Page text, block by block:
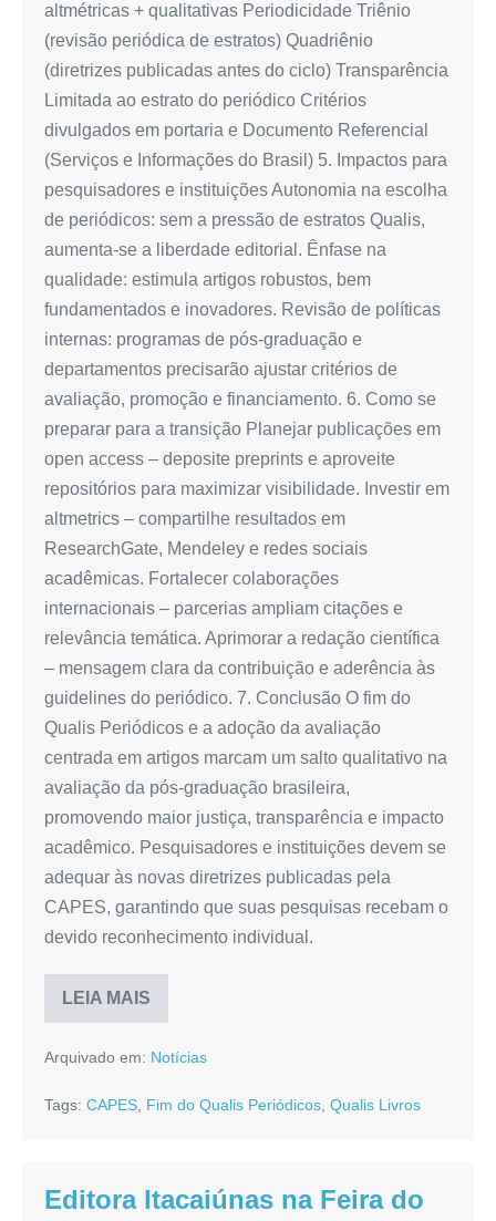
altmétricas + qualitativas Periodicidade Triênio
(revisão periódica de estratos) Quadriênio
(diretrizes publicadas antes do ciclo) Transparência
Limitada ao estrato do periódico Critérios
divulgados em portaria e Documento Referencial
(Serviços e Informações do Brasil) 5. Impactos para
pesquisadores e instituições Autonomia na escolha
de periódicos: sem a pressão de estratos Qualis,
aumenta‑se a liberdade editorial. Ênfase na
qualidade: estimula artigos robustos, bem
fundamentados e inovadores. Revisão de políticas
internas: programas de pós‑graduação e
departamentos precisarão ajustar critérios de
avaliação, promoção e financiamento. 6. Como se
preparar para a transição Planejar publicações em
open access – deposite preprints e aproveite
repositórios para maximizar visibilidade. Investir em
altmetrics – compartilhe resultados em
ResearchGate, Mendeley e redes sociais
acadêmicas. Fortalecer colaborações
internacionais – parcerias ampliam citações e
relevância temática. Aprimorar a redação científica
– mensagem clara da contribuição e aderência às
guidelines do periódico. 7. Conclusão O fim do
Qualis Periódicos e a adoção da avaliação
centrada em artigos marcam um salto qualitativo na
avaliação da pós‑graduação brasileira,
promovendo maior justiça, transparência e impacto
acadêmico. Pesquisadores e instituições devem se
adequar às novas diretrizes publicadas pela
CAPES, garantindo que suas pesquisas recebam o
devido reconhecimento individual.
LEIA MAIS
Fim
do
Periódicos:
Era
na
Arquivado em: Notícias
Tags: CAPES, Fim do Qualis Periódicos, Qualis Livros
Editora Itacaiúnas na Feira do